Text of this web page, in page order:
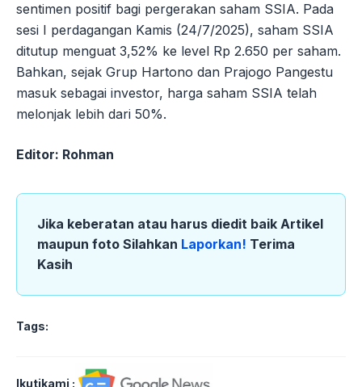
sentimen positif bagi pergerakan saham SSIA. Pada
sesi I perdagangan Kamis (24/7/2025), saham SSIA
ditutup menguat 3,52% ke level Rp 2.650 per saham.
Bahkan, sejak Grup Hartono dan Prajogo Pangestu
masuk sebagai investor, harga saham SSIA telah
melonjak lebih dari 50%.
Editor: Rohman
Jika keberatan atau harus diedit baik Artikel
maupun foto Silahkan Laporkan! Terima
Kasih
Tags:
Ikutikami :